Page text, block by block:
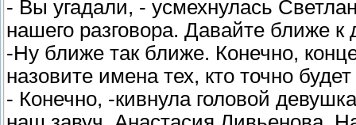
- Вы угадали, - усмехнулась
нашего разговора. Давайте ближе к
-Ну ближе так ближе. Конечно,
назовите имена тех, кто точно
- Конечно, -кивнула головой